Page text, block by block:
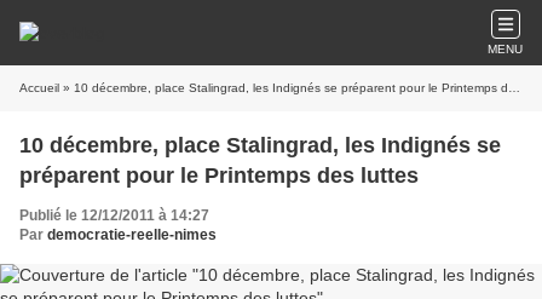
MENU
Accueil » 10 décembre, place Stalingrad, les Indignés se préparent pour le Printemps des luttes
10 décembre, place Stalingrad, les Indignés se
préparent pour le Printemps des luttes
Publié le 12/12/2011 à 14:27
Par democratie-reelle-nimes